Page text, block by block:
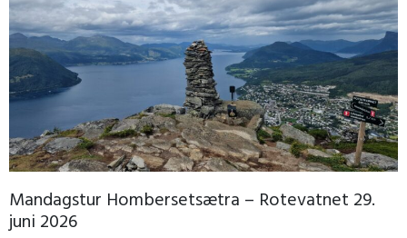
Mandagstur Hombersetsætra – Rotevatnet 29.
juni 2026